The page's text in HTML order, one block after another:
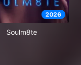
2026
Soulm8te